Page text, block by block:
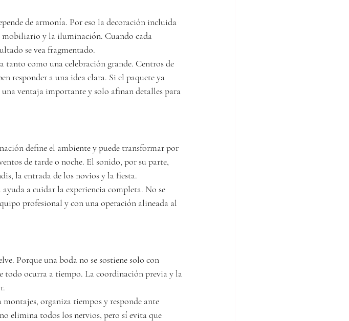
de armonía. Por eso la decoración incluida
mobiliario y la iluminación. Cuando cada
se vea fragmentado.
como una celebración grande. Centros de
responder a una idea clara. Si el paquete ya
ventaja importante y solo afinan detalles para
define el ambiente y puede transformar por
de tarde o noche. El sonido, por su parte,
la entrada de los novios y la fiesta.
a cuidar la experiencia completa. No se
profesional y con una operación alineada al
Porque una boda no se sostiene solo con
todo ocurra a tiempo. La coordinación previa y la
organiza tiempos y responde ante
elimina todos los nervios, pero sí evita que